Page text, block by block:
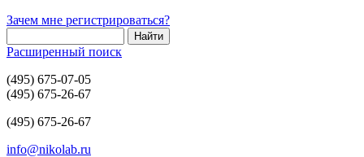
Зачем мне регистрироваться?
Расширенный поиск
(495) 675-07-05
(495) 675-26-67
(495) 675-26-67
info@nikolab.ru